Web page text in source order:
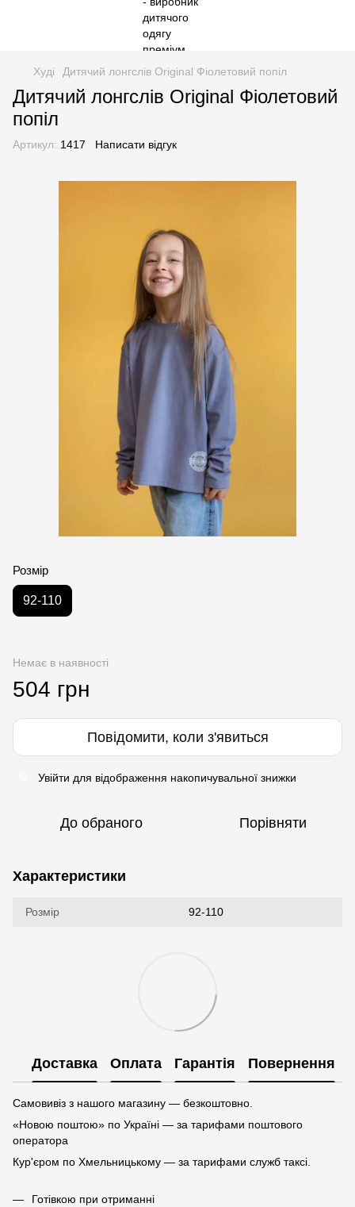
Худі Дитячий лонгслів Original Фіолетовий попіл
Дитячий лонгслів Original Фіолетовий
попіл
Артикул: 1417 Написати відгук
Розмір
92-110
Немає в наявності
504 грн
Повідомити, коли з'явиться
Увійти для відображення накопичувальної знижки
До обраного Порівняти
Характеристики
Розмір 92-110
Доставка Оплата Гарантія Повернення
Самовивіз з нашого магазину — безкоштовно.
«Новою поштою» по Україні — за тарифами поштового
оператора
Кур'єром по Хмельницькому — за тарифами служб таксі.
Готівкою при отриманні